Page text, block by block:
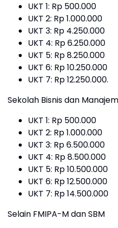
UKT 1: Rp 500.000
UKT 2: Rp 1.000.000
UKT 3: Rp 4.250.000
UKT 4: Rp 6.250.000
UKT 5: Rp 8.250.000
UKT 6: Rp 10.250.000
UKT 7: Rp 12.250.000.
Sekolah Bisnis dan
UKT 1: Rp 500.000
UKT 2: Rp 1.000.000
UKT 3: Rp 6.500.000
UKT 4: Rp 8.500.000
UKT 5: Rp 10.500.000
UKT 6: Rp 12.500.000
UKT 7: Rp 14.500.000
Selain FMIPA-M dan SBM